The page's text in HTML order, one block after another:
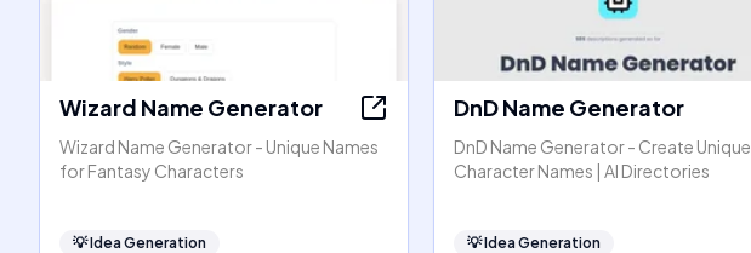
Wizard Name Generator
Wizard Name Generator - Unique Names
for Fantasy Characters
💡Idea Generation
DnD Name Generator
DnD Name Generator - Create Unique
Character Names | AI Directories
💡Idea Generation